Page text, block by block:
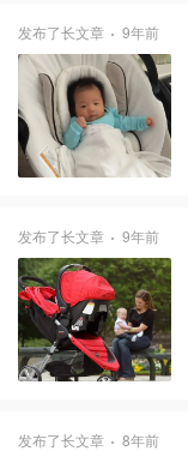
发布了长文章 9年前
发布了长文章 9年前
发布了长文章 8年前